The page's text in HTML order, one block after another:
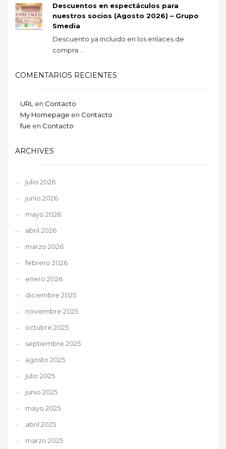
Descuentos en espectáculos para
nuestros socios (Agosto 2026) – Grupo
Smedia
Descuento ya incluido en los enlaces de
compra ...
COMENTARIOS RECIENTES
URL en Contacto
My Homepage en Contacto
fue en Contacto
ARCHIVES
julio 2026
junio 2026
mayo 2026
abril 2026
marzo 2026
febrero 2026
enero 2026
diciembre 2025
noviembre 2025
octubre 2025
septiembre 2025
agosto 2025
julio 2025
junio 2025
mayo 2025
abril 2025
marzo 2025